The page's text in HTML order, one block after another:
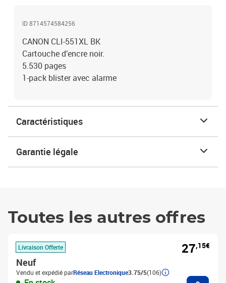
ID 8714574584256
CANON CLI-551XL BK
Cartouche d’encre noir.
5.530 pages
1-pack blister avec alarme
Caractéristiques
Garantie légale
Toutes les autres offres
Livraison Offerte
Neuf
Vendu et expédié parRéseau Electronique3.75/5(106)
27,15€